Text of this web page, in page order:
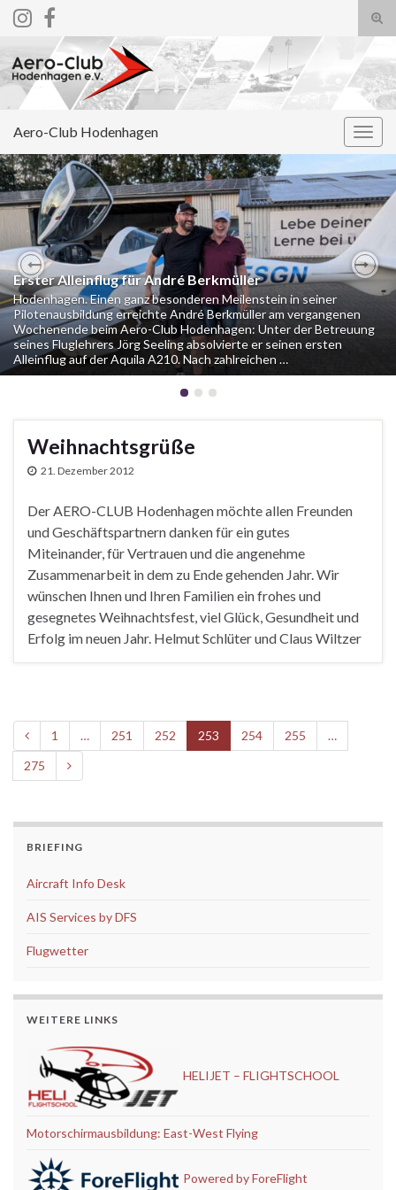
Search for:
Aero-Club Hodenhagen
Erster Alleinflug für André Berkmüller
Hodenhagen. Einen ganz besonderen Meilenstein in seiner
Pilotenausbildung erreichte André Berkmüller am vergangenen
Wochenende beim Aero-Club Hodenhagen: Unter der Betreuung
seines Fluglehrers Jörg Seeling absolvierte er seinen ersten
Alleinflug auf der Aquila A210. Nach zahlreichen …
Previous
Weihnachtsgrüße
21. Dezember 2012
Der AERO-CLUB Hodenhagen möchte allen Freunden
und Geschäftspartnern danken für ein gutes
Miteinander, für Vertrauen und die angenehme
Zusammenarbeit in dem zu Ende gehenden Jahr. Wir
wünschen Ihnen und Ihren Familien ein frohes und
gesegnetes Weihnachtsfest, viel Glück, Gesundheit und
Erfolg im neuen Jahr. Helmut Schlüter und Claus Wiltzer
1 … 251 252 253 254 255
…
275
BRIEFING
Aircraft Info Desk
AIS Services by DFS
Flugwetter
WEITERE LINKS
HELIJET – FLIGHTSCHOOL
Motorschirmausbildung: East-West Flying
Powered by ForeFlight